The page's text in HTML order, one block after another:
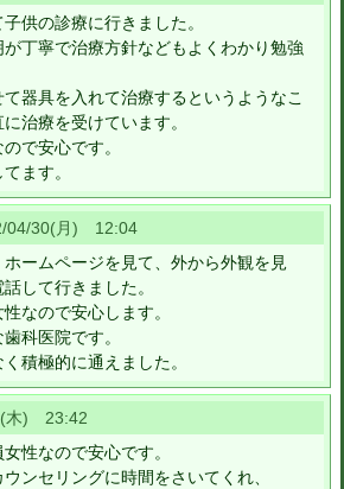
供の診療に行きました。
丁寧で治療方針などもよくわかり勉強
器具を入れて治療するというようなこ
治療を受けています。
で安心です。
ます。
30(月) 12:04
ームページを見て、外から外観を見
して行きました。
なので安心します。
科医院です。
積極的に通えました。
) 23:42
性なので安心です。
ンセリングに時間をさいてくれ、